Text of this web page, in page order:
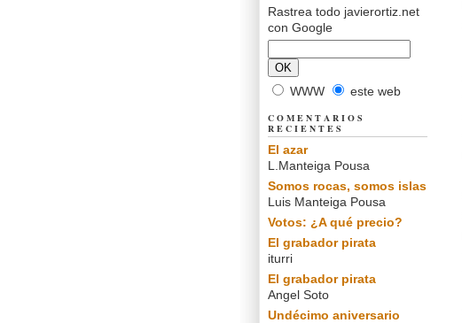
Rastrea todo javierortiz.net
con Google
WWW este web
COMENTARIOS
RECIENTES
El azar
L.Manteiga Pousa
Somos rocas, somos islas
Luis Manteiga Pousa
Votos: ¿A qué precio?
El grabador pirata
iturri
El grabador pirata
Angel Soto
Undécimo aniversario